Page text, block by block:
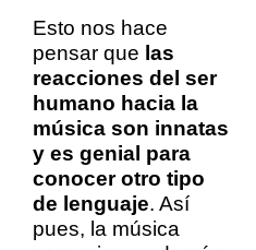
Esto nos hace
pensar que las
reacciones del ser
humano hacia la
música son innatas
y es genial para
conocer otro tipo
de lenguaje. Así
pues, la música